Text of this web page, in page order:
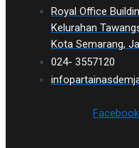
Royal Office
Kelurahan
Kota Semarang,
024- 3557120
Facebook